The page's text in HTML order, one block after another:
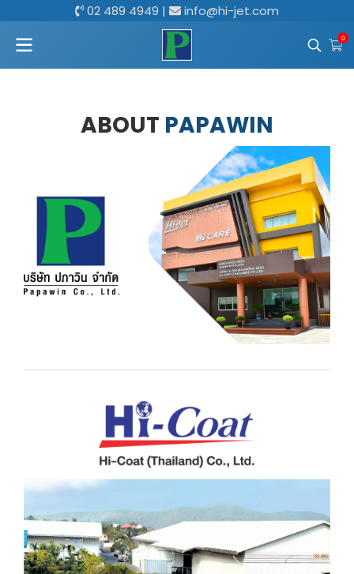
02 489 4949 | info@hi-jet.com
0
ABOUT PAPAWIN